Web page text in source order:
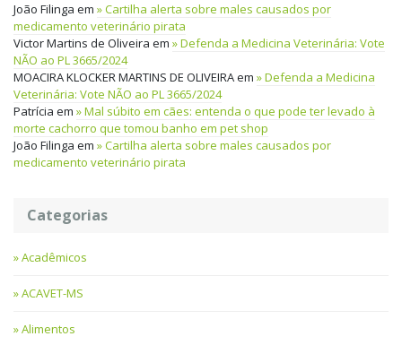
João Filinga em
Cartilha alerta sobre males causados por
medicamento veterinário pirata
Victor Martins de Oliveira em
Defenda a Medicina Veterinária: Vote
NÃO ao PL 3665/2024
MOACIRA KLOCKER MARTINS DE OLIVEIRAem
Defenda a Medicina
Veterinária: Vote NÃO ao PL 3665/2024
Patrícia em
Mal súbito em cães: entenda o que pode ter levado à
morte cachorro que tomou banho em pet shop
João Filinga em
Cartilha alerta sobre males causados por
medicamento veterinário pirata
Categorias
Acadêmicos
ACAVET-MS
Alimentos